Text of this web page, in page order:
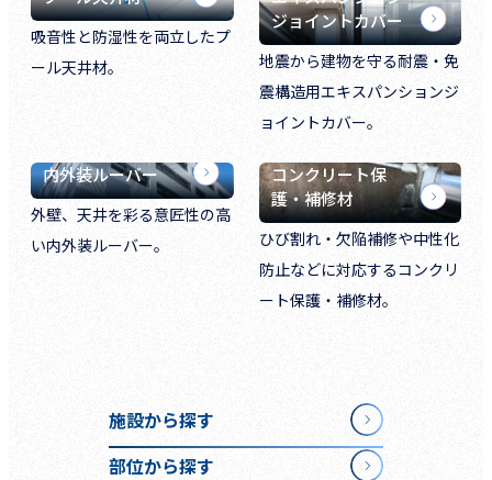
吸音性と防湿性を両立したプ
ール天井材。
ジョイントカバー
地震から建物を守る耐震・免
震構造用エキスパンションジ
ョイントカバー。
内外装ルーバー
外壁、天井を彩る意匠性の高
い内外装ルーバー。
コンクリート保
護・補修材
ひび割れ・欠陥補修や中性化
防止などに対応するコンクリ
ート保護・補修材。
施設から探す
部位から探す